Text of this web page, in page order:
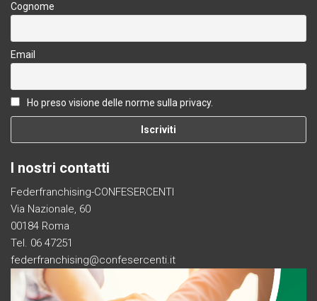
Cognome
Email
Ho preso visione delle norme sulla privacy.
I nostri contatti
Federfranchising-CONFESERCENTI
Via Nazionale, 60
00184 Roma
Tel. 06 47251
federfranchising@confesercenti.it